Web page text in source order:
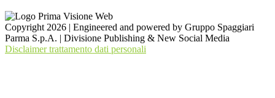
Copyright 2026 | Engineered and powered by Gruppo Spaggiari
Parma S.p.A. | Divisione Publishing & New Social Media
Disclaimer trattamento dati personali